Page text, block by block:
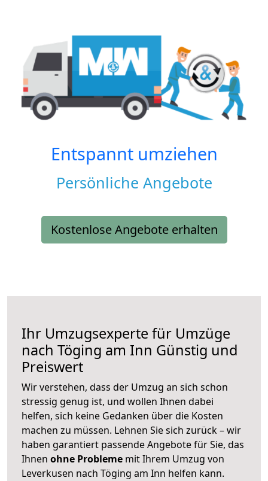
Entspannt umziehen
Persönliche Angebote
Kostenlose Angebote erhalten
Ihr Umzugsexperte für Umzüge
nach Töging am Inn Günstig und
Preiswert
Wir verstehen, dass der Umzug an sich schon
stressig genug ist, und wollen Ihnen dabei
helfen, sich keine Gedanken über die Kosten
machen zu müssen. Lehnen Sie sich zurück – wir
haben garantiert passende Angebote für Sie, das
Ihnen ohne Probleme mit Ihrem Umzug von
Leverkusen nach Töging am Inn helfen kann.